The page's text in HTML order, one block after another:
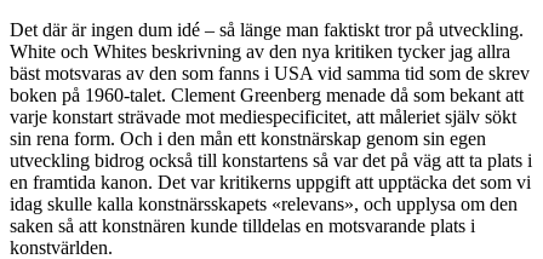
Det där är ingen dum idé – så länge man faktiskt tror på utveckling.
White och Whites beskrivning av den nya kritiken tycker jag allra
bäst motsvaras av den som fanns i USA vid samma tid som de skrev
boken på 1960-talet. Clement Greenberg menade då som bekant att
varje konstart strävade mot mediespecificitet, att måleriet själv sökt
sin rena form. Och i den mån ett konstnärskap genom sin egen
utveckling bidrog också till konstartens så var det på väg att ta plats i
en framtida kanon. Det var kritikerns uppgift att upptäcka det som vi
idag skulle kalla konstnärsskapets «relevans», och upplysa om den
saken så att konstnären kunde tilldelas en motsvarande plats i
konstvärlden.